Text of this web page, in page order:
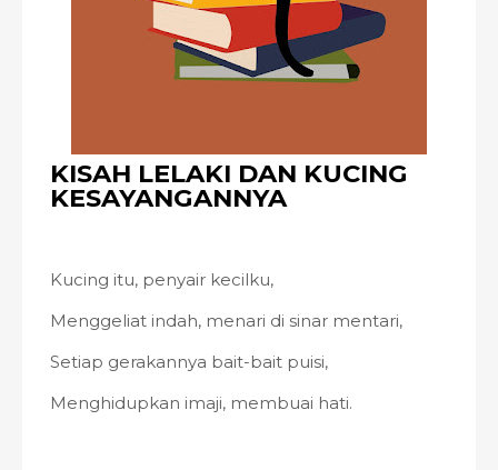
KISAH LELAKI DAN KUCING
KESAYANGANNYA
Kucing itu, penyair kecilku,
Menggeliat indah, menari di sinar mentari,
Setiap gerakannya bait-bait puisi,
Menghidupkan imaji, membuai hati.